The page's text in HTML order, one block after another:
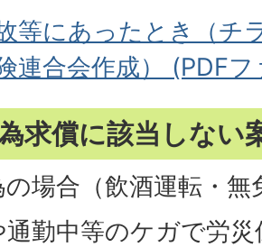
等にあったとき（チ
連合会作成） (PDF
求償に該当しない
の場合（飲酒運転・
通勤中等のケガで労